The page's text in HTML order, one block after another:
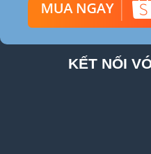
KẾT NỐI